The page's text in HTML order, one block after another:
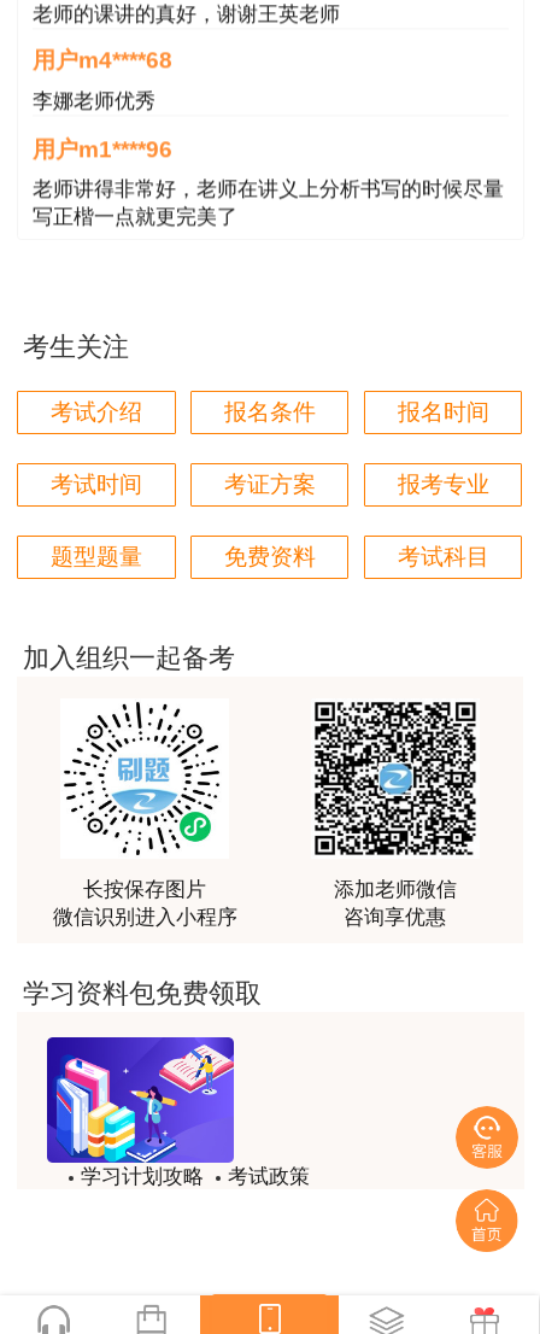
以上为部分教材变动预览图，完整版变动说明
请扫码联系老师获取~
通
老师的课讲的真好，谢谢王英老师
用户m4****68
李娜老师优秀
用户m1****96
老师讲得非常好，老师在讲义上分析书写的时候尽量
写正楷一点就更完美了
用户85****06
真的是把学习变成自己能理解的语言最重要！
用户m1****88
太喜欢王英老师了
平台历史购买的课程，老师讲的多非常好
老师讲的很细致很认真，课件准备充分也非常有耐
用户m0****88
最棒的预习课
用户m2****66
越听越觉得好
用户m2****66
非常非常非常非常棒！！!！
用户m2****66
非常非常非常非常棒！！!！
土建计量这门课我听了门金瑞和孙琦两位老师的课
试，非常感谢两位老师的课程。
考生关注
考试介绍 报名条件 报名时间
考试时间 考证方案 报考专业
题型题量 免费资料 考试科目
加入组织一起备考
长按保存图片
微信识别进入小程序
添加老师微信
咨询享优惠
学习资料包免费领取
学习计划攻略
考试政策